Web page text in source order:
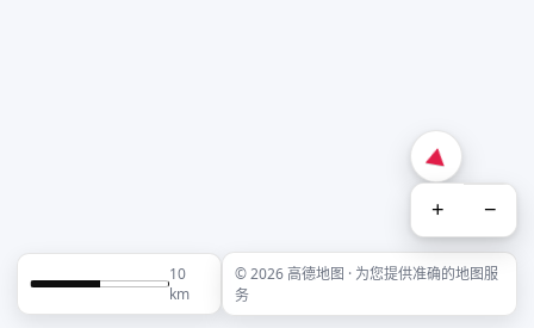
+ −
10
km
© 2026 高德地图 · 为您提供准确的地图服
务